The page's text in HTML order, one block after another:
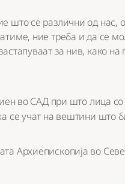
што се различни од нас,
ние треба и да се
за нив, како
во САД при што лица
се учат на вештини
Архиепископија во